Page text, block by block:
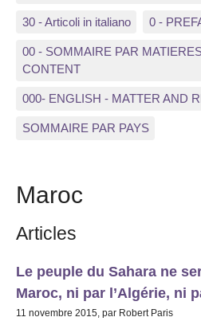
30 - Articoli in italiano 0 -
00 - SOMMAIRE PAR
CONTENT
000- ENGLISH - MATTER AND
SOMMAIRE PAR PAYS
Maroc
Articles
Le peuple du Sahara ne
Maroc, ni par l’Algérie, ni
11 novembre 2015, par Robert Paris